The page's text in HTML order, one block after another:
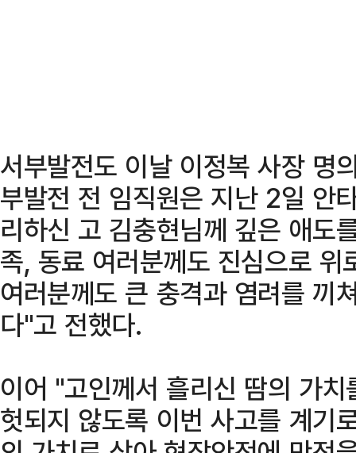
서부발전도 이날 이정복 사장 명
부발전 전 임직원은 지난 2일 안
리하신 고 김충현님께 깊은 애도
족, 동료 여러분께도 진심으로
여러분께도 큰 충격과 염려를 끼
다"고 전했다.
이어 "고인께서 흘리신 땀의 가
헛되지 않도록 이번 사고를 계기